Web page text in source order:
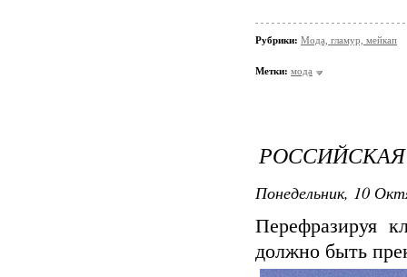
Рубрики: Мода, гламур, мейкап
Метки: мода
Понедельник, 10
Перефразируя
должно быть